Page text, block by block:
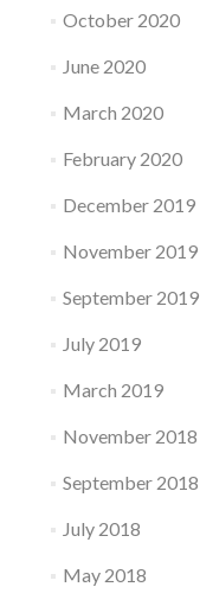
October 2020
June 2020
March 2020
February 2020
December 2019
November 2019
September 2019
July 2019
March 2019
November 2018
September 2018
July 2018
May 2018